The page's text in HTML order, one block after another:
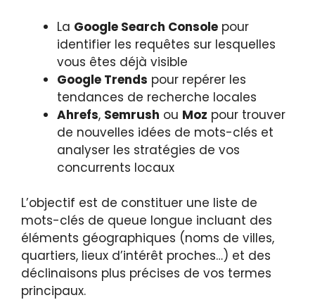
La Google Search Console pour
identifier les requêtes sur lesquelles
vous êtes déjà visible
Google Trends pour repérer les
tendances de recherche locales
Ahrefs, Semrush ou Moz pour trouver
de nouvelles idées de mots-clés et
analyser les stratégies de vos
concurrents locaux
L’objectif est de constituer une liste de
mots-clés de queue longue incluant des
éléments géographiques (noms de villes,
quartiers, lieux d’intérêt proches…) et des
déclinaisons plus précises de vos termes
principaux.